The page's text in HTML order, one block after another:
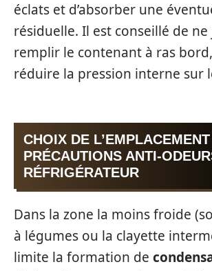
éclats et d’absorber une
résiduelle. Il est conseillé de ne
remplir le contenant à ras
réduire la pression interne sur
CHOIX DE
PRÉCAUTIONS ANTI-
RÉFRIGÉRATEUR
Dans la zone la moins froide
à légumes ou la clayette
limite la formation de